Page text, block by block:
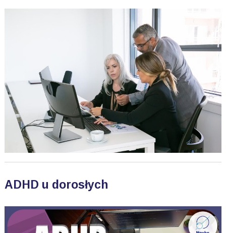
ADHD u dorosłych